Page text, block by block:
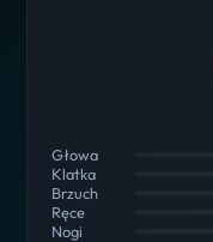
Głowa
Klatka
Brzuch
Ręce
Nogi